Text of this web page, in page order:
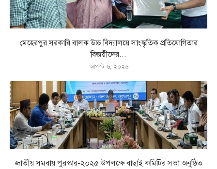
মেহেরপুর সরকারি বালক উচ্চ বিদ্যালয়ে সাংস্কৃতিক প্রতিযোগিতার
বিজয়ীদের...
আগস্ট ৬, ২০২৬
জাতীয় সমবায় পুরস্কার-২০২৫ উপলক্ষে বাছাই কমিটির সভা অনুষ্ঠিত